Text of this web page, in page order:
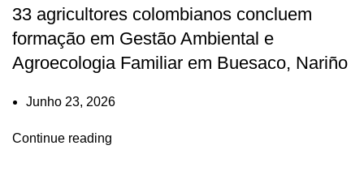
33 agricultores colombianos concluem
formação em Gestão Ambiental e
Agroecologia Familiar em Buesaco, Nariño
Junho 23, 2026
Continue reading